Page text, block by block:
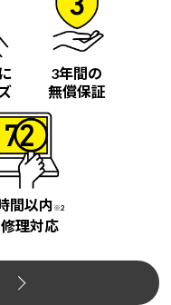
3年間の
無償保証
間以内 ※2
理対応